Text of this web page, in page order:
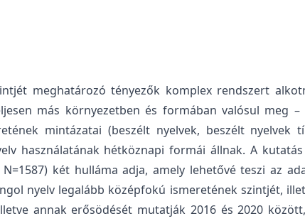
meghatározó tényezők komplex rendszert
más környezetben és formában valósul meg
mintázatai (beszélt nyelvek, beszélt nyelvek
használatának hétköznapi formái állnak. A
két hulláma adja, amely lehetővé teszi az
nyelv legalább középfokú ismeretének szintjét,
annak erősödését mutatják 2016 és 2020